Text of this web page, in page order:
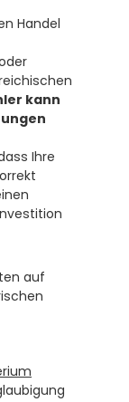
Handel
kann
Ihre
auf